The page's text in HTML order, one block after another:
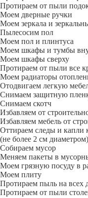
Протираем от пыли
Моем дверные ручки
Моем зеркала и
Пылесосим пол
Моем пол и плинтуса
Моем шкафы и тумбы
Моем шкафы сверху
Протираем от пыли все
Моем радиаторы
Отодвигаем легкую
Снимаем защитную
Снимаем скотч
Избавляем от
Избавляем мебель от
Оттираем следы и капли
(не более 2 см диаметром)
Собираем мусор
Меняем пакеты в
Моем грязную посуду в
Моем плиту
Протираем пыль на всех
Протираем от пыли